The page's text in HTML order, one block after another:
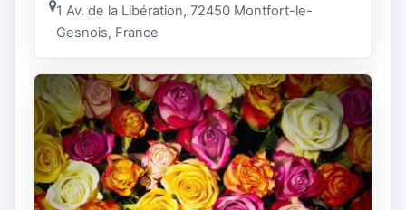
1 Av. de la Libération, 72450 Montfort-le-
Gesnois, France